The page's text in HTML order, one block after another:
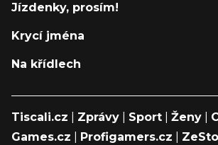
Jízdenky, prosím!
Krycí jména
Na křídlech
Tiscali.cz Zprávy Sport Ženy
Games.cz
Profigamers.cz